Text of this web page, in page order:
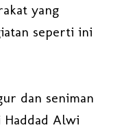
yang
seperti ini
dan seniman
Alwi